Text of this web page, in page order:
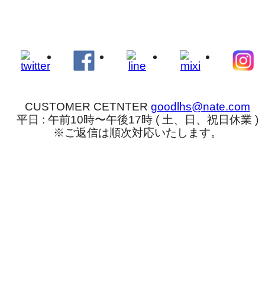
CUSTOMER CETNTER goodlhs@nate.com
平日 : 午前10時〜午後17時 ( 土、日、祝日休業 )
※ご返信は順次対応いたします。